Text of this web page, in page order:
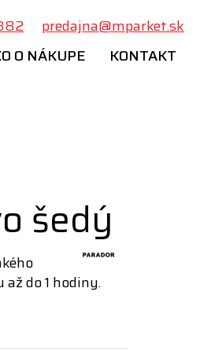
O NÁKUPE KONTAKT
predajna@mparket.sk
šedý
do 1 hodiny.